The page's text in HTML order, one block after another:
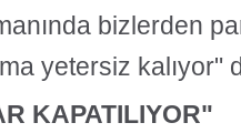
bizlerden
yetersiz kalıyor"
KAPATILIYOR"